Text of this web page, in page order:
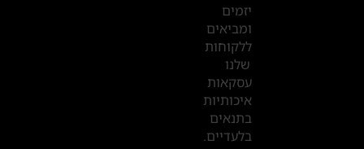
יזמים
ומביאים
ללקוחות
שלנו
עסקאות
איכותיות
בתנאים
בלעדיים.